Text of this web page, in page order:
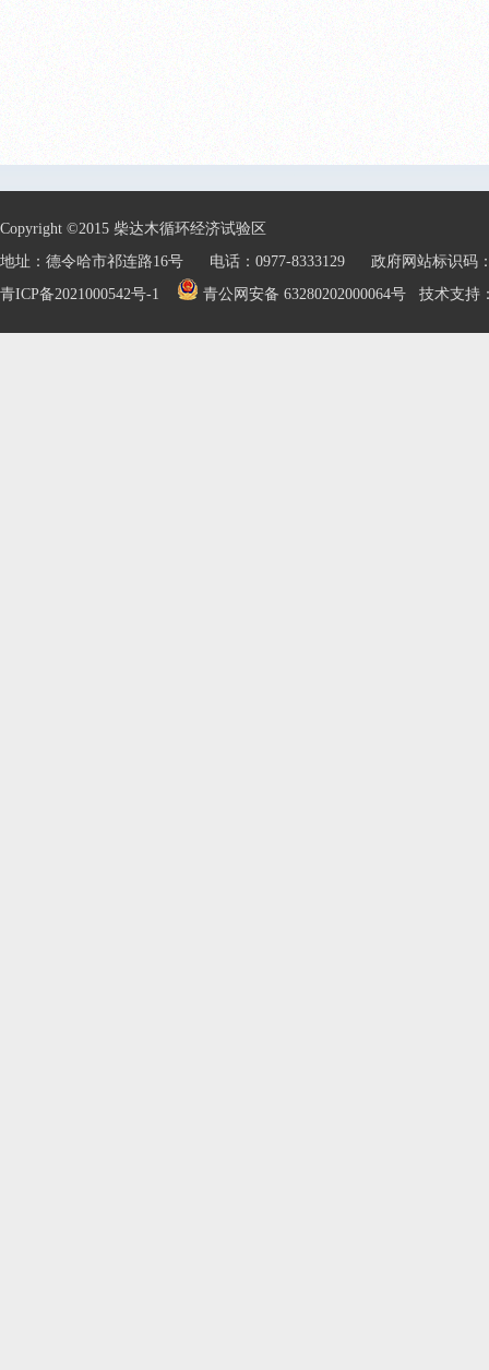
Copyright ©2015 柴达木循环经济试验区
地址：德令哈市祁连路16号 电话：0977-8333129 政府网站标识码：
青ICP备2021000542号-1
青公网安备 63280202000064号 技术支持